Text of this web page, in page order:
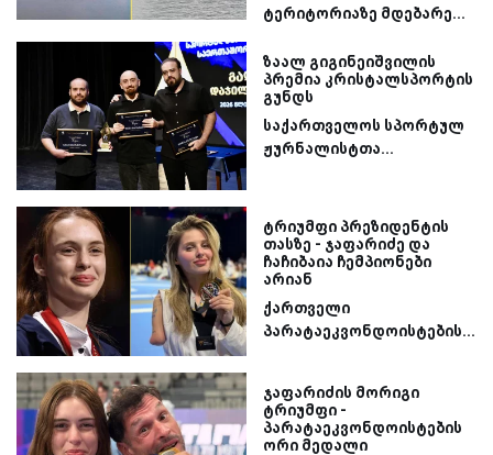
ტერიტორიაზე მდებარე...
ზაალ გიგინეიშვილის
პრემია კრისტალსპორტის
გუნდს
საქართველოს სპორტულ
ჟურნალისტთა...
ტრიუმფი პრეზიდენტის
თასზე - ჯაფარიძე და
ჩაჩიბაია ჩემპიონები
არიან
ქართველი
პარატაეკვონდოისტების...
ჯაფარიძის მორიგი
ტრიუმფი -
პარატაეკვონდოისტების
ორი მედალი